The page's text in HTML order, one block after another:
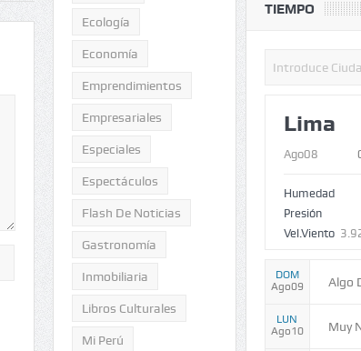
Ecología
Economía
Emprendimientos
Empresariales
Especiales
Espectáculos
Flash De Noticias
Gastronomía
Inmobiliaria
Libros Culturales
Mi Perú
TIEMPO
Lima
Ago08
Humedad
Presión
Vel.Viento
DOM
Ago09
Algo
LUN
Ago10
Muy